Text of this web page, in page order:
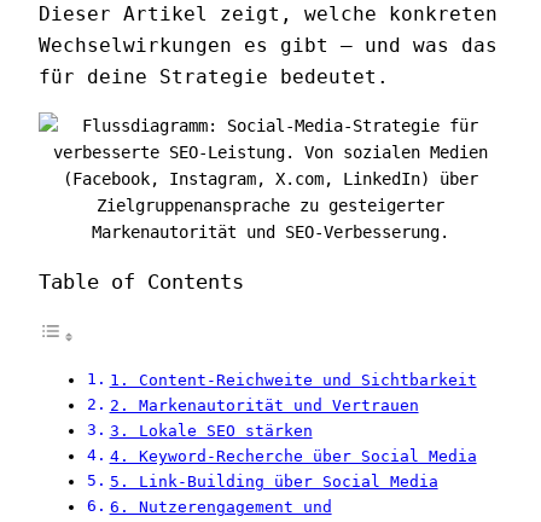
Dieser Artikel zeigt, welche konkreten
Wechselwirkungen es gibt — und was das
für deine Strategie bedeutet.
Table of Contents
1. Content-Reichweite und Sichtbarkeit
2. Markenautorität und Vertrauen
3. Lokale SEO stärken
4. Keyword-Recherche über Social Media
5. Link-Building über Social Media
6. Nutzerengagement und